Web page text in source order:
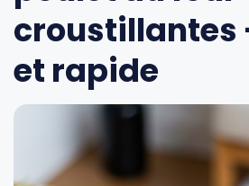
Fouets
Couteaux Santoku
Couteaux dentés
Poêles
Roger Orfèvre
Jean Dubost
croustillantes
et rapide